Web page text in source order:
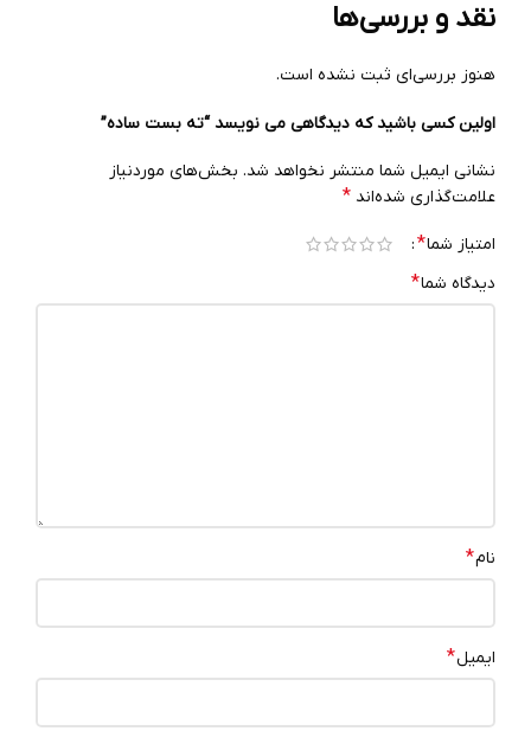
نقد و بررسی‌ها
هنوز بررسی‌ای ثبت نشده است.
اولین کسی باشید که دیدگاهی می نویسد “ته بست ساده”
نشانی ایمیل شما منتشر نخواهد شد. بخش‌های موردنیاز
علامت‌گذاری شده‌اند *
امتیاز شما*
دیدگاه شما*
نام*
ایمیل*